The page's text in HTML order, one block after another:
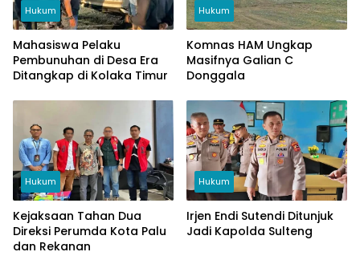
Hukum
Mahasiswa Pelaku
Pembunuhan di Desa Era
Ditangkap di Kolaka Timur
Hukum
Komnas HAM Ungkap
Masifnya Galian C
Donggala
Hukum
Kejaksaan Tahan Dua
Direksi Perumda Kota Palu
dan Rekanan
Hukum
Irjen Endi Sutendi Ditunjuk
Jadi Kapolda Sulteng